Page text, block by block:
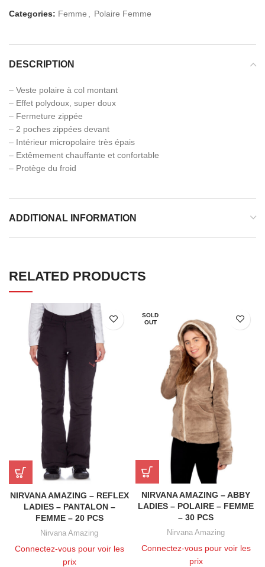
Categories: Femme Polaire Femme
DESCRIPTION
– Veste polaire à col montant
– Effet polydoux, super doux
– Fermeture zippée
– 2 poches zippées devant
– Intérieur micropolaire très épais
– Extêmement chauffante et confortable
– Protège du froid
ADDITIONAL INFORMATION
RELATED PRODUCTS
NIRVANA AMAZING – REFLEX
LADIES – PANTALON –
FEMME – 20 PCS
Nirvana Amazing
Connectez-vous pour voir les
prix
SOLD
OUT
NIRVANA AMAZING – ABBY
LADIES – POLAIRE – FEMME
– 30 PCS
Nirvana Amazing
Connectez-vous pour voir les
prix